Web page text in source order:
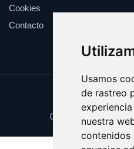
Usamos
de rastreo
nuestra
contenidos
Cookies
Contacto
Update
Copyright © 2025